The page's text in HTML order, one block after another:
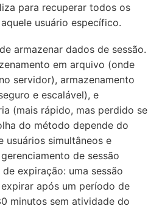
para recuperar todos os
usuário específico.
armazenar dados de sessão.
em arquivo (onde
servidor), armazenamento
e escalável), e
(mais rápido, mas perdido se
do método depende do
usuários simultâneos e
de sessão
expiração: uma sessão
após um período de
minutos sem atividade do